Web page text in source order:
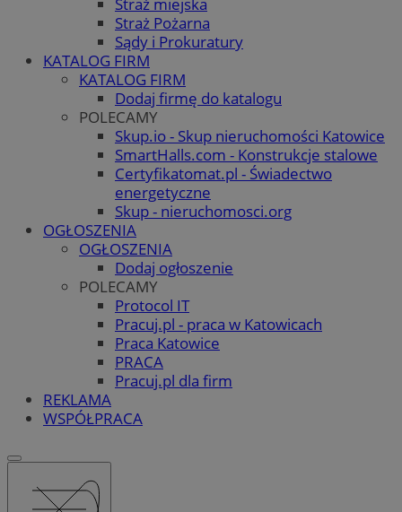
Straż Pożarna
Sądy i Prokuratury
KATALOG FIRM
KATALOG FIRM
Dodaj firmę do katalogu
POLECAMY
Skup.io - Skup nieruchomości Katowice
SmartHalls.com - Konstrukcje stalowe
Certyfikatomat.pl - Świadectwo
energetyczne
Skup - nieruchomosci.org
OGŁOSZENIA
OGŁOSZENIA
Dodaj ogłoszenie
POLECAMY
Protocol IT
Pracuj.pl - praca w Katowicach
Praca Katowice
PRACA
Pracuj.pl dla firm
REKLAMA
WSPÓŁPRACA